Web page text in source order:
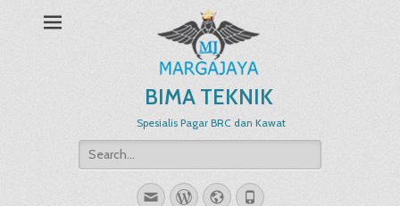
BIMA TEKNIK
Spesialis Pagar BRC dan Kawat
Search
for:
EmailWordPress
WebsitePhone